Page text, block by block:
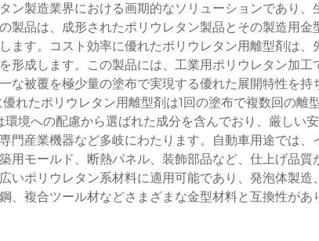
ン製造業界における画期的なソリューションであり
製品は、成形されたポリウレタン製品とその製造用
ます。コスト効率に優れたポリウレタン用離型剤は
形成します。この製品には、工業用ポリウレタン加
な被覆を極少量の塗布で実現する優れた展開特性を
れたポリウレタン用離型剤は1回の塗布で複数回の離
境への配慮から選ばれた成分を含んでおり、厳しい
産業機器など多岐にわたります。自動車用途では、
用モールド、断熱パネル、装飾部品など、仕上げ品
いポリウレタン系材料に適用可能であり、発泡体製
複合ツール材などさまざまな金型材料と互換性があ